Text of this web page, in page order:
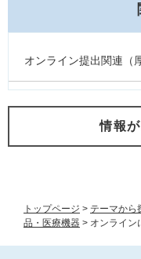
トップページ > テーマから
品・医療機器 > オンライン
オンライン提出関連（
情報